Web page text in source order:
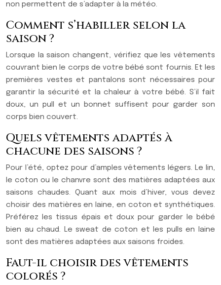
non permettent de s’adapter à la météo.
Comment s’habiller selon la
saison ?
Lorsque la saison changent, vérifiez que les vêtements
couvrant bien le corps de votre bébé sont fournis. Et les
premières vestes et pantalons sont nécessaires pour
garantir la sécurité et la chaleur à votre bébé. S’il fait
doux, un pull et un bonnet suffisent pour garder son
corps bien couvert.
Quels vêtements adaptés à
chacune des saisons ?
Pour l’été, optez pour d’amples vêtements légers. Le lin,
le coton ou le chanvre sont des matières adaptées aux
saisons chaudes. Quant aux mois d’hiver, vous devez
choisir des matières en laine, en coton et synthétiques.
Préférez les tissus épais et doux pour garder le bébé
bien au chaud. Le sweat de coton et les pulls en laine
sont des matières adaptées aux saisons froides.
Faut-il choisir des vêtements
colorés ?